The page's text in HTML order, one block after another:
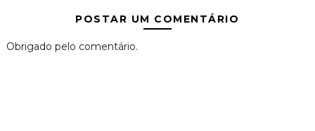
POSTAR UM COMENTÁRIO
Obrigado pelo comentário.